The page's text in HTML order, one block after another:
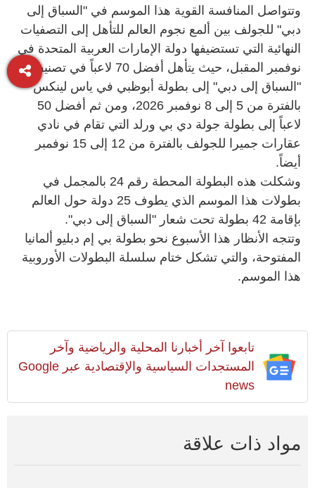
وتتواصل المنافسة القوية هذا الموسم في "السباق إلى
دبي" للجولف بين ألمع نجوم العالم للتأهل إلى التصفيات
النهائية التي تستضيفها دولة الإمارات العربية المتحدة في
نوفمبر المقبل، حيث يتأهل أفضل 70 لاعباً في تصنيف
"السباق إلى دبي" إلى بطولة أبوظبي في ياس لينكس
بالفترة من 5 إلى 8 نوفمبر 2026، ومن ثم أفضل 50
لاعباً إلى بطولة جولة دي بي ورلد التي تقام في نادي
عقارات جميرا للجولف بالفترة من 12 إلى 15 نوفمبر
أيضاً.
وشكلت هذه البطولة المحطة رقم 24 بالمجمل في
بطولات هذا الموسم الذي يطوف 25 دولة حول العالم
بإقامة 42 بطولة تحت شعار "السباق إلى دبي".
وتتجه الأنظار هذا الأسبوع نحو بطولة بي إم دبليو ألمانيا
المفتوحة، والتي تشكل ختام سلسلة البطولات الأوروبية
هذا الموسم.
تابعوا آخر أخبارنا المحلية والرياضية وآخر
المستجدات السياسية والإقتصادية عبر Google
news
مواد ذات علاقة